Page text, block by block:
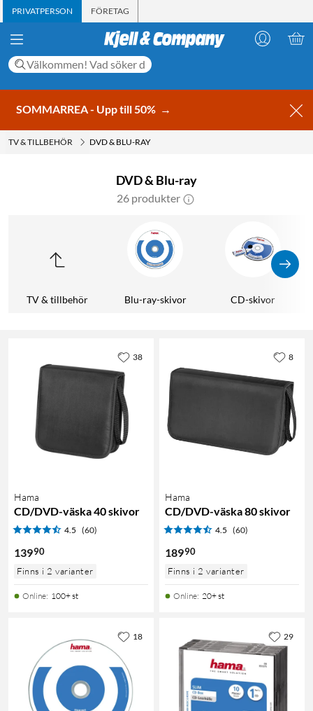
PRIVATPERSON FÖRETAG
SOMMARREA - Upp till 50% →
TV & TILLBEHÖR DVD & BLU-RAY
DVD & Blu-ray
26 produkter
TV & tillbehör Blu-ray-skivor CD-skivor
Hama
CD/DVD-väska 40 skivor
4.5 (60)
13990
Finns i 2 varianter
Online: 100+ st
38
Hama
CD/DVD-väska 80 skivor
4.5 (60)
18990
Finns i 2 varianter
Online: 20+ st
8
18 29